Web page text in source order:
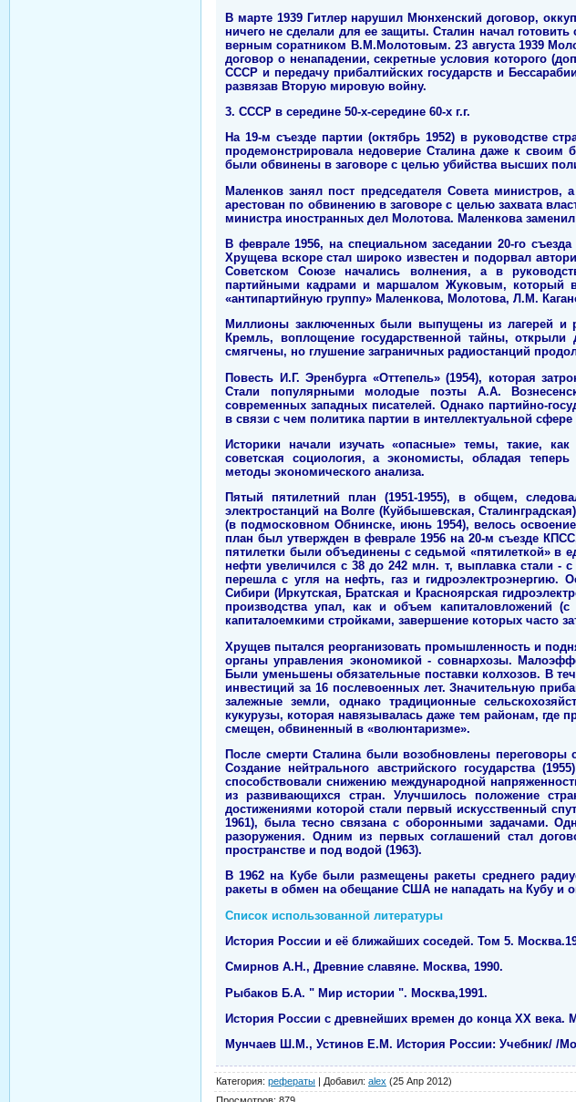
В марте 1939 Гитлер нарушил Мюнхенский договор,
ничего не сделали для ее защиты. Сталин начал
верным соратником В.М.Молотовым. 23 августа 1939
договор о ненападении, секретные условия которого
СССР и передачу прибалтийских государств и
развязав Вторую мировую войну.
3. СССР в середине 50-х-середине 60-х г.г.
На 19-м съезде партии (октябрь 1952) в руководстве
продемонстрировала недоверие Сталина даже к
были обвинены в заговоре с целью убийства высших
Маленков занял пост председателя Совета
арестован по обвинению в заговоре с целью захвата
министра иностранных дел Молотова. Маленкова
В феврале 1956, на специальном заседании 20-го
Хрущева вскоре стал широко известен и подорвал
Советском Союзе начались волнения, а в
партийными кадрами и маршалом Жуковым, который
«антипартийную группу» Маленкова, Молотова, Л.М.
Миллионы заключенных были выпущены из лагерей и
Кремль, воплощение государственной тайны,
смягчены, но глушение заграничных радиостанций
Повесть И.Г. Эренбурга «Оттепель» (1954), которая
Стали популярными молодые поэты А.А.
современных западных писателей. Однако партийно-
в связи с чем политика партии в интеллектуальной
Историки начали изучать «опасные» темы, такие,
советская социология, а экономисты, обладая
методы экономического анализа.
Пятый пятилетний план (1951-1955), в общем,
электростанций на Волге (Куйбышевская,
(в подмосковном Обнинске, июнь 1954), велось
план был утвержден в феврале 1956 на 20-м съезде
пятилетки были объединены с седьмой «пятилеткой» в
нефти увеличился с 38 до 242 млн. т, выплавка стали -
перешла с угля на нефть, газ и
Сибири (Иркутская, Братская и Красноярская
производства упал, как и объем капиталовложений
капиталоемкими стройками, завершение которых часто
Хрущев пытался реорганизовать промышленность и
органы управления экономикой - совнархозы.
Были уменьшены обязательные поставки колхозов. В
инвестиций за 16 послевоенных лет. Значительную
залежные земли, однако традиционные
кукурузы, которая навязывалась даже тем районам,
смещен, обвиненный в «волюнтаризме».
После смерти Сталина были возобновлены переговоры
Создание нейтрального австрийского государства
способствовали снижению международной
из развивающихся стран. Улучшилось положение
достижениями которой стали первый искусственный
1961), была тесно связана с оборонными задачами.
разоружения. Одним из первых соглашений стал
пространстве и под водой (1963).
В 1962 на Кубе были размещены ракеты среднего
ракеты в обмен на обещание США не нападать на Кубу и
Список использованной литературы
История России и её ближайших соседей. Том 5.
Смирнов А.Н., Древние славяне. Москва, 1990.
Рыбаков Б.А. " Мир истории ". Москва,1991.
История России с древнейших времен до конца XX века.
Мунчаев Ш.М., Устинов Е.М. История России: Учебник/ /
Категория: рефераты | Добавил: alex (25 Апр 2012)